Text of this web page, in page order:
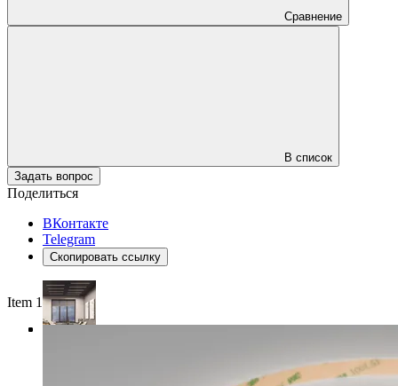
Сравнение
В список
Задать вопрос
Поделиться
ВКонтакте
Telegram
Скопировать ссылку
Item 1 of 4